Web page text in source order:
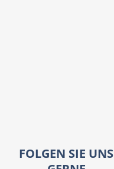
FOLGEN SIE UNS